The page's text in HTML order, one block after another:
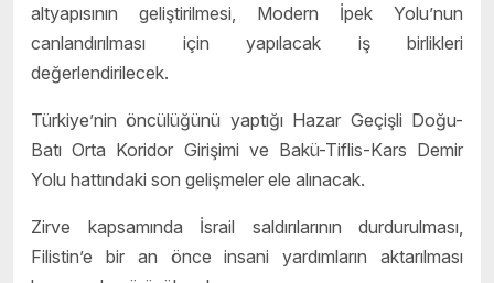
altyapısının geliştirilmesi, Modern İpek Yolu’nun
canlandırılması için yapılacak iş birlikleri
değerlendirilecek.
Türkiye’nin öncülüğünü yaptığı Hazar Geçişli Doğu-
Batı Orta Koridor Girişimi ve Bakü-Tiflis-Kars Demir
Yolu hattındaki son gelişmeler ele alınacak.
Zirve kapsamında İsrail saldırılarının durdurulması,
Filistin’e bir an önce insani yardımların aktarılması